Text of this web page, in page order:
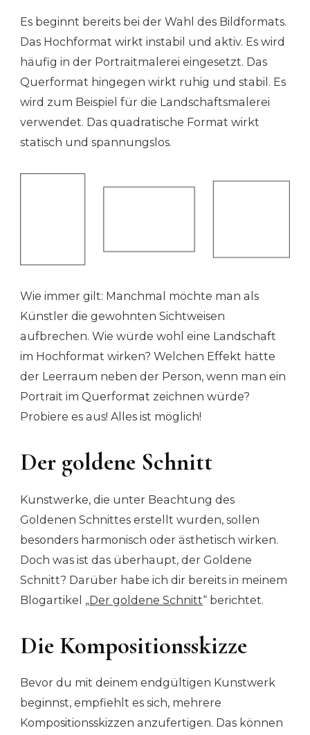
Es beginnt bereits bei der Wahl des Bildformats.
Das Hochformat wirkt instabil und aktiv. Es wird
häufig in der Portraitmalerei eingesetzt. Das
Querformat hingegen wirkt ruhig und stabil. Es
wird zum Beispiel für die Landschaftsmalerei
verwendet. Das quadratische Format wirkt
statisch und spannungslos.
Wie immer gilt: Manchmal möchte man als
Künstler die gewohnten Sichtweisen
aufbrechen. Wie würde wohl eine Landschaft
im Hochformat wirken? Welchen Effekt hätte
der Leerraum neben der Person, wenn man ein
Portrait im Querformat zeichnen würde?
Probiere es aus! Alles ist möglich!
Der goldene Schnitt
Kunstwerke, die unter Beachtung des
Goldenen Schnittes erstellt wurden, sollen
besonders harmonisch oder ästhetisch wirken.
Doch was ist das überhaupt, der Goldene
Schnitt? Darüber habe ich dir bereits in meinem
Blogartikel „Der goldene Schnitt“ berichtet.
Die Kompositionsskizze
Bevor du mit deinem endgültigen Kunstwerk
beginnst, empfiehlt es sich, mehrere
Kompositionsskizzen anzufertigen. Das können